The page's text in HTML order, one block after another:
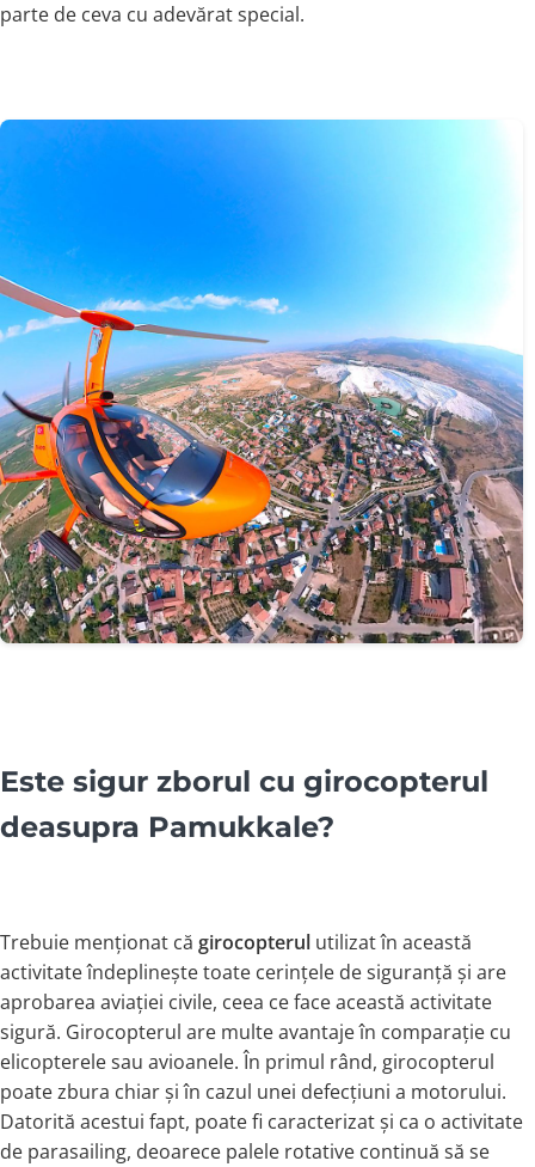
parte de ceva cu adevărat special.
Este sigur zborul cu girocopterul
deasupra Pamukkale?
Trebuie menționat că girocopterul utilizat în această
activitate îndeplinește toate cerințele de siguranță și are
aprobarea aviației civile, ceea ce face această activitate
sigură. Girocopterul are multe avantaje în comparație cu
elicopterele sau avioanele. În primul rând, girocopterul
poate zbura chiar și în cazul unei defecțiuni a motorului.
Datorită acestui fapt, poate fi caracterizat și ca o activitate
de parasailing, deoarece palele rotative continuă să se